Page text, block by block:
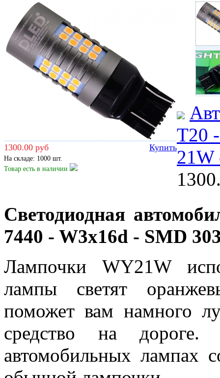
1300.00 руб Купить
На складе: 1000 шт.
Товар есть в наличии
T20
21W
Светодиодная
7440 - W3х16d - SMD
Лампочки WY21W
лампы светят
поможет вам намного
средство на
автомобильных лампах